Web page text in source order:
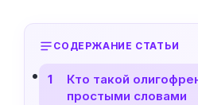
СОДЕРЖАНИЕ СТАТЬИ
1
Кто такой
простыми словами